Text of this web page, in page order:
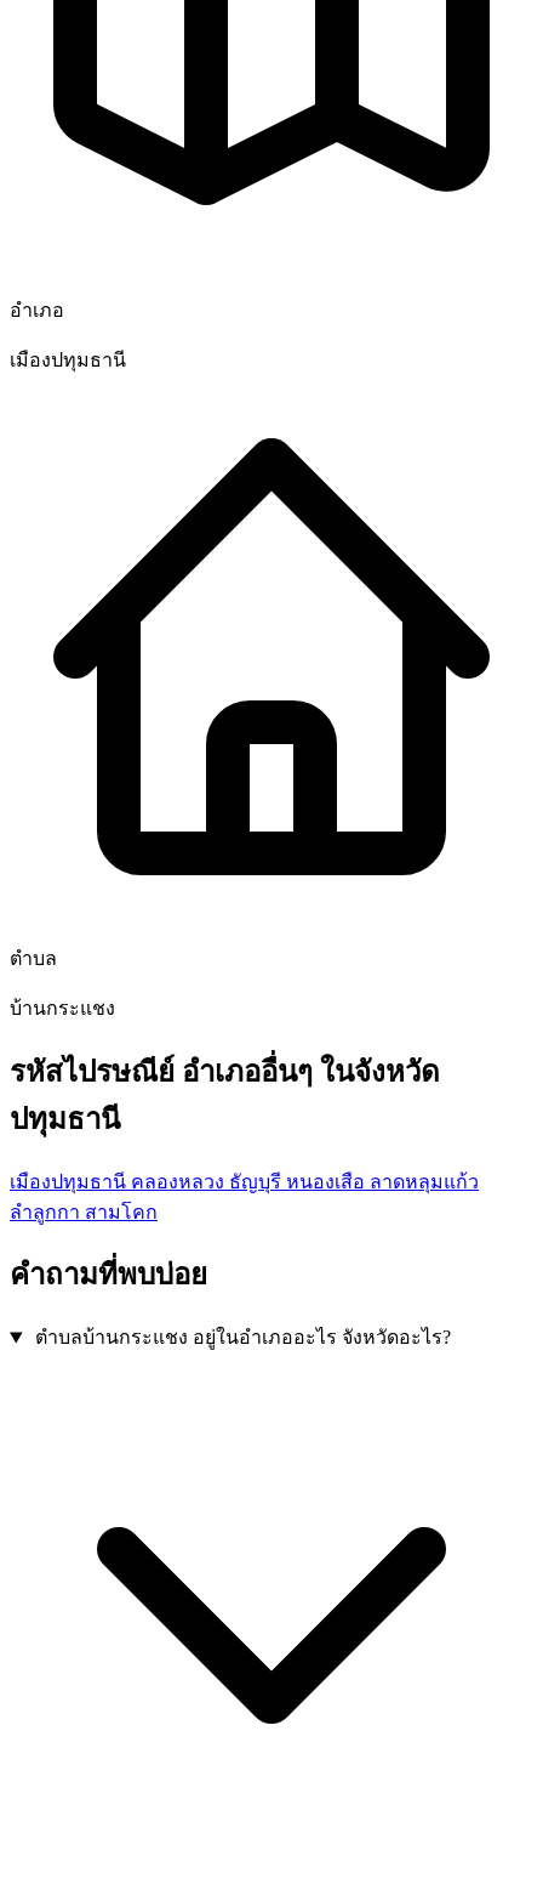
อำเภอ
เมืองปทุมธานี
ตำบล
บ้านกระแชง
รหัสไปรษณีย์ อำเภออื่นๆ ในจังหวัด
ปทุมธานี
เมืองปทุมธานี คลองหลวง ธัญบุรี หนองเสือ ลาดหลุมแก้ว
ลำลูกกา สามโคก
คำถามที่พบบ่อย
ตำบลบ้านกระแชง อยู่ในอำเภออะไร จังหวัดอะไร?